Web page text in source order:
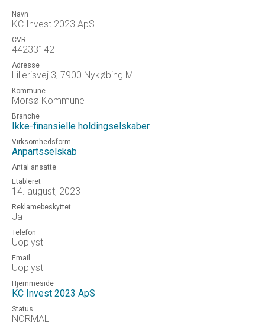
Navn
KC Invest 2023 ApS
CVR
44233142
Adresse
Lillerisvej 3, 7900 Nykøbing M
Kommune
Morsø Kommune
Branche
Ikke-finansielle holdingselskaber
Virksomhedsform
Anpartsselskab
Antal ansatte
Etableret
14. august, 2023
Reklamebeskyttet
Ja
Telefon
Uoplyst
Email
Uoplyst
Hjemmeside
KC Invest 2023 ApS
Status
NORMAL